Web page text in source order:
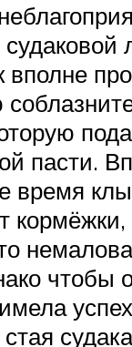
вполне
пасти.
время
чтобы
стая